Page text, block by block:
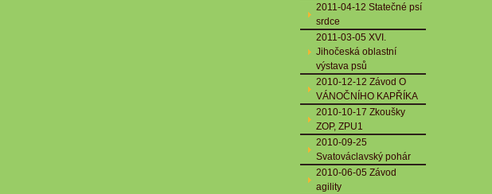
2011-04-12 Statečné psí
srdce
2011-03-05 XVI.
Jihočeská oblastní
výstava psů
2010-12-12 Závod O
VÁNOČNÍHO KAPŘÍKA
2010-10-17 Zkoušky
ZOP, ZPU1
2010-09-25
Svatováclavský pohár
2010-06-05 Závod
agility